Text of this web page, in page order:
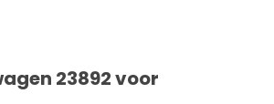
23892 voor